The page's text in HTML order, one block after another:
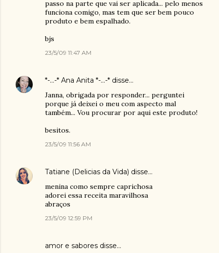
passo na parte que vai ser aplicada... pelo menos
funciona comigo, mas tem que ser bem pouco
produto e bem espalhado.
bjs
23/5/09 11:47 AM
*-...-* Ana Anita *-...-* disse…
Janna, obrigada por responder... perguntei
porque já deixei o meu com aspecto mal
também... Vou procurar por aqui este produto!
besitos.
23/5/09 11:56 AM
Tatiane (Delicias da Vida) disse…
menina como sempre caprichosa
adorei essa receita maravilhosa
abraços
23/5/09 12:59 PM
amor e sabores disse…